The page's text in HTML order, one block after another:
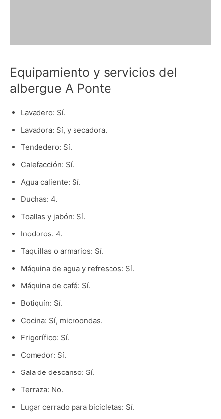
Equipamiento y servicios del
albergue A Ponte
Lavadero: Sí.
Lavadora: Sí, y secadora.
Tendedero: Sí.
Calefacción: Sí.
Agua caliente: Sí.
Duchas: 4.
Toallas y jabón: Sí.
Inodoros: 4.
Taquillas o armarios: Sí.
Máquina de agua y refrescos: Sí.
Máquina de café: Sí.
Botiquín: Sí.
Cocina: Sí, microondas.
Frigorífico: Sí.
Comedor: Sí.
Sala de descanso: Sí.
Terraza: No.
Lugar cerrado para bicicletas: Sí.